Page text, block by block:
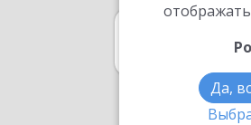
Да,
в